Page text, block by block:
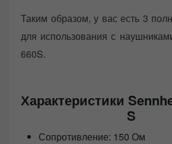
Таким образом, у вас есть 3
для использования с
660S.
Характеристики
S
Сопротивление: 150 Ом